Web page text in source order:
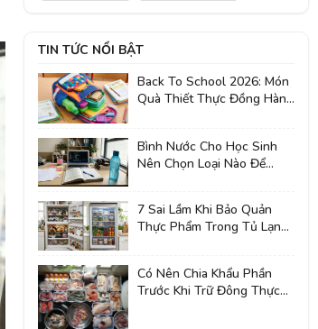
TIN TỨC NỔI BẬT
Back To School 2026: Món
Quà Thiết Thực Đồng Hành
Bình Nước Cho Học Sinh
Nên Chọn Loại Nào Để
7 Sai Lầm Khi Bảo Quản
Thực Phẩm Trong Tủ Lạnh
Có Nên Chia Khẩu Phần
Trước Khi Trữ Đông Thực